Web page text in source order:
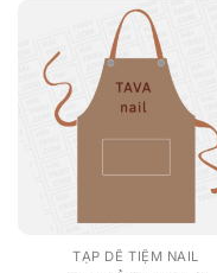
TẠP DỀ TIỆM NAIL